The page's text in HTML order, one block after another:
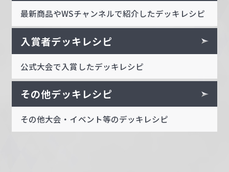
最新商品やWSチャンネルで紹介したデッキレシピ
入賞者デッキレシピ
公式大会で入賞したデッキレシピ
その他デッキレシピ
その他大会・イベント等のデッキレシピ